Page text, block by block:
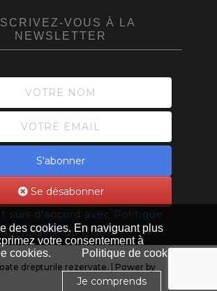
VOUS À LA
NEWSLETTER
S'abonner
Se désabonner
suis d'accord avec Politique
du GDPR
drepturile rezervate. | Power by
des cookies. En naviguant plus
votre consentement à
cookies.
Politique de cookies
Je comprends